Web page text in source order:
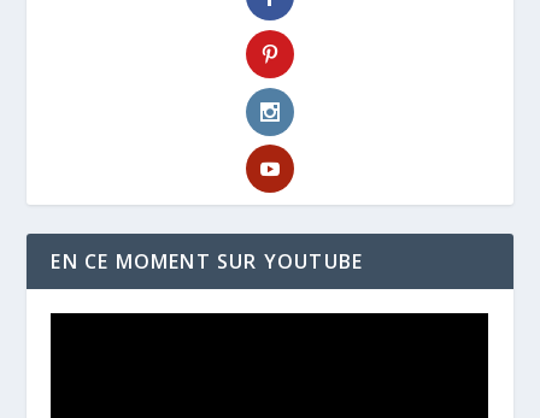
EN CE MOMENT SUR YOUTUBE